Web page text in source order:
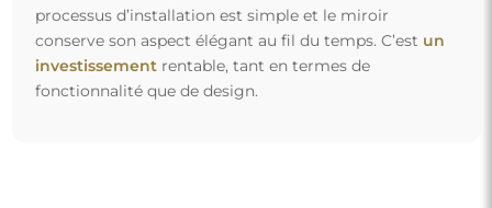
processus d’installation est simple et le miroir
conserve son aspect élégant au fil du temps. C’est un
investissementrentable, tant en termes de
fonctionnalité que de design.